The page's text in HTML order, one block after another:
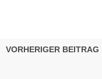
VORHERIGER BEITRAG